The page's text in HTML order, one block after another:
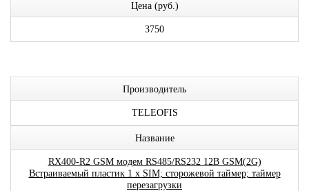
Цена (руб.)
3750
Производитель
TELEOFIS
Название
RX400-R2 GSM модем RS485/RS232 12В GSM(2G)
Встраиваемый пластик 1 x SIM; сторожевой таймер; таймер
перезагрузки